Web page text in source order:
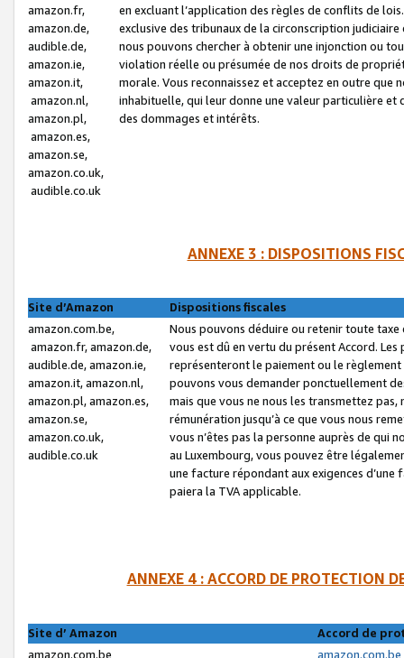
amazon.fr,
amazon.de,
audible.de,
amazon.ie,
amazon.it,
amazon.nl,
amazon.pl,
amazon.es,
amazon.se,
amazon.co.uk,
audible.co.uk
en excluant l’application des règles de conflits de
exclusive des tribunaux de la circonscription
nous pouvons chercher à obtenir une injonction ou
violation réelle ou présumée de nos droits de
morale. Vous reconnaissez et acceptez en outre que
inhabituelle, qui leur donne une valeur particulière
des dommages et intérêts.
ANNEXE 3 : DISPOSITIONS
Site d’Amazon
Dispositions fiscales
amazon.com.be,
amazon.fr, amazon.de,
audible.de, amazon.ie,
amazon.it, amazon.nl,
amazon.pl, amazon.es,
amazon.se,
amazon.co.uk,
audible.co.uk
Nous pouvons déduire ou retenir toute
vous est dû en vertu du présent Accord.
représenteront le paiement ou le
pouvons vous demander ponctuellement
mais que vous ne nous les transmettez
rémunération jusqu’à ce que vous nous
vous n’êtes pas la personne auprès de qui
au Luxembourg, vous pouvez être
une facture répondant aux exigences
paiera la TVA applicable.
ANNEXE 4 : ACCORD DE PROTECTION
Site d’ Amazon
Accord de
amazon.com.be